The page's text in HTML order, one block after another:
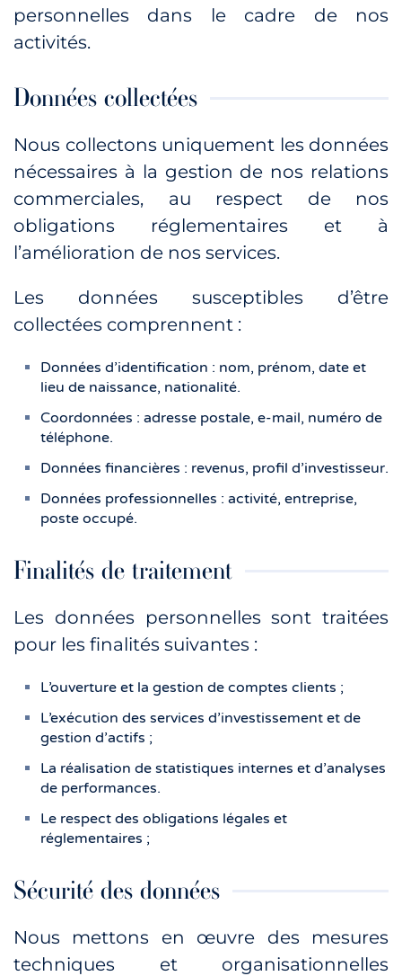
personnelles dans le cadre de nos
activités.
Données collectées
Nous collectons uniquement les données
nécessaires à la gestion de nos relations
commerciales, au respect de nos
obligations réglementaires et à
l’amélioration de nos services.
Les données susceptibles d’être
collectées comprennent :
Données d’identification : nom, prénom, date et
lieu de naissance, nationalité.
Coordonnées : adresse postale, e-mail, numéro de
téléphone.
Données financières : revenus, profil d’investisseur.
Données professionnelles : activité, entreprise,
poste occupé.
Finalités de traitement
Les données personnelles sont traitées
pour les finalités suivantes :
L’ouverture et la gestion de comptes clients ;
L’exécution des services d’investissement et de
gestion d’actifs ;
La réalisation de statistiques internes et d’analyses
de performances.
Le respect des obligations légales et
réglementaires ;
Sécurité des données
Nous mettons en œuvre des mesures
techniques et organisationnelles